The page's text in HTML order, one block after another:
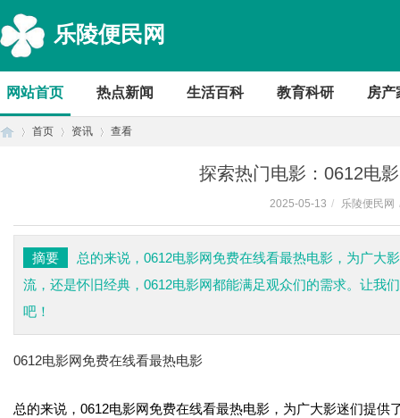
乐陵便民网
网站首页 热点新闻 生活百科 教育科研 房产
首页 资讯 查看
探索热门电影：0612电
2025-05-13 / 乐陵便民网
摘要
总的来说，0612电影网免费在线看最热电影，为广大
流，还是怀旧经典，0612电影网都能满足观众们的需求。让我
吧！
0612电影网免费在线看最热电影
总的来说，0612电影网免费在线看最热电影，为广大影迷们提